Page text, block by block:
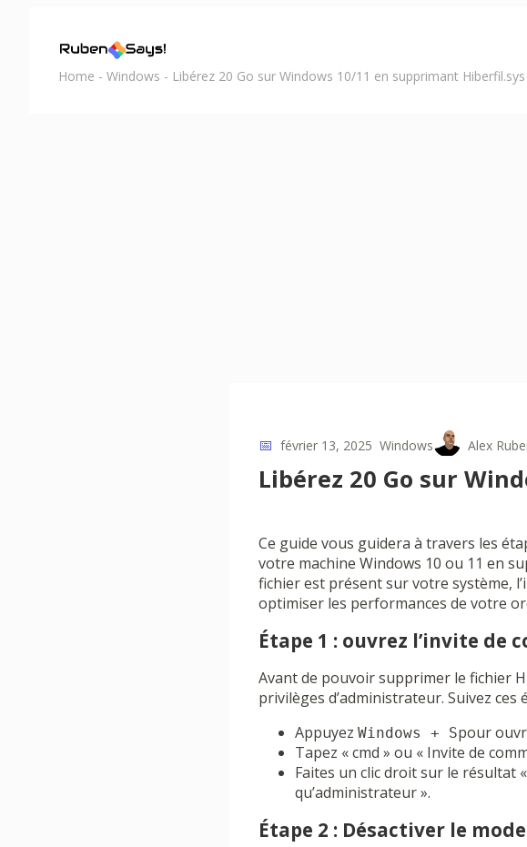
Home - Windows - Libérez 20 Go sur Windows 10/11 en supprimant Hiberfil.sys
📅 février 13, 2025 Windows Alex
Libérez 20 Go sur
Ce guide vous guidera à travers les
votre machine Windows 10 ou 11 en
fichier est présent sur votre système,
optimiser les performances de votre
Étape 1 : ouvrez l’invite
Avant de pouvoir supprimer le fichier
privilèges d’administrateur. Suivez ces
Appuyez Windows + Spour
Tapez « cmd » ou « Invite de
Faites un clic droit sur le résultat
qu’administrateur ».
Étape 2 : Désactiver le